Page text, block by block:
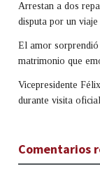
Arrestan a dos
disputa por un
El amor
matrimonio que
Vicepresidente
durante visita
Comentarios